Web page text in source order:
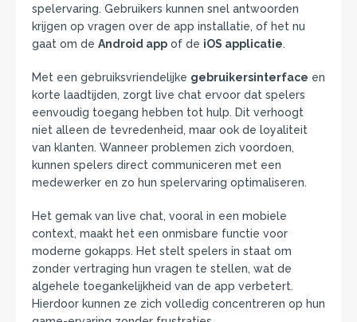
spelervaring. Gebruikers kunnen snel antwoorden
krijgen op vragen over de app installatie, of het nu
gaat om de Android app of de iOS applicatie.
Met een gebruiksvriendelijke gebruikersinterface en
korte laadtijden, zorgt live chat ervoor dat spelers
eenvoudig toegang hebben tot hulp. Dit verhoogt
niet alleen de tevredenheid, maar ook de loyaliteit
van klanten. Wanneer problemen zich voordoen,
kunnen spelers direct communiceren met een
medewerker en zo hun spelervaring optimaliseren.
Het gemak van live chat, vooral in een mobiele
context, maakt het een onmisbare functie voor
moderne gokapps. Het stelt spelers in staat om
zonder vertraging hun vragen te stellen, wat de
algehele toegankelijkheid van de app verbetert.
Hierdoor kunnen ze zich volledig concentreren op hun